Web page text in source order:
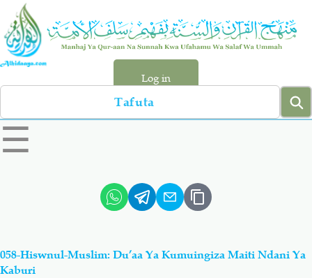
Skip
main
content
Log in
Search
left
sidebar
☰
Hadiyth
Aqiydah Manhaj
058-Hiswnul-Muslim: Du’aa Ya Kumuingiza Maiti Ndani Ya
Kaburi